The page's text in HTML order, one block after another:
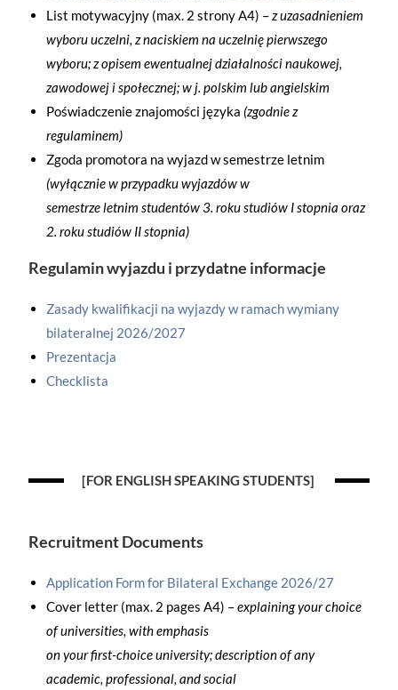
List motywacyjny (max. 2 strony A4) –z uzasadnieniem
wyboru uczelni, z naciskiem na uczelnię pierwszego
wyboru; z opisem ewentualnej działalności naukowej,
zawodowej i społecznej; w j. polskim lub angielskim
Poświadczenie znajomości języka (zgodnie z
regulaminem)
Zgoda promotora na wyjazd w semestrze letnim
(wyłącznie w przypadku wyjazdów w
semestrze letnim studentów 3. roku studiów I stopnia oraz
2. roku studiów II stopnia)
Regulamin wyjazdu i przydatne informacje
Zasady kwalifikacji na wyjazdy w ramach wymiany
bilateralnej 2026/2027
Prezentacja
Checklista
[FOR ENGLISH SPEAKING STUDENTS]
Recruitment Documents
Application Form for Bilateral Exchange 2026/27
Cover letter (max. 2 pages A4) –explaining your choice
of universities, with emphasis
on your first-choice university; description of any
academic, professional, and social